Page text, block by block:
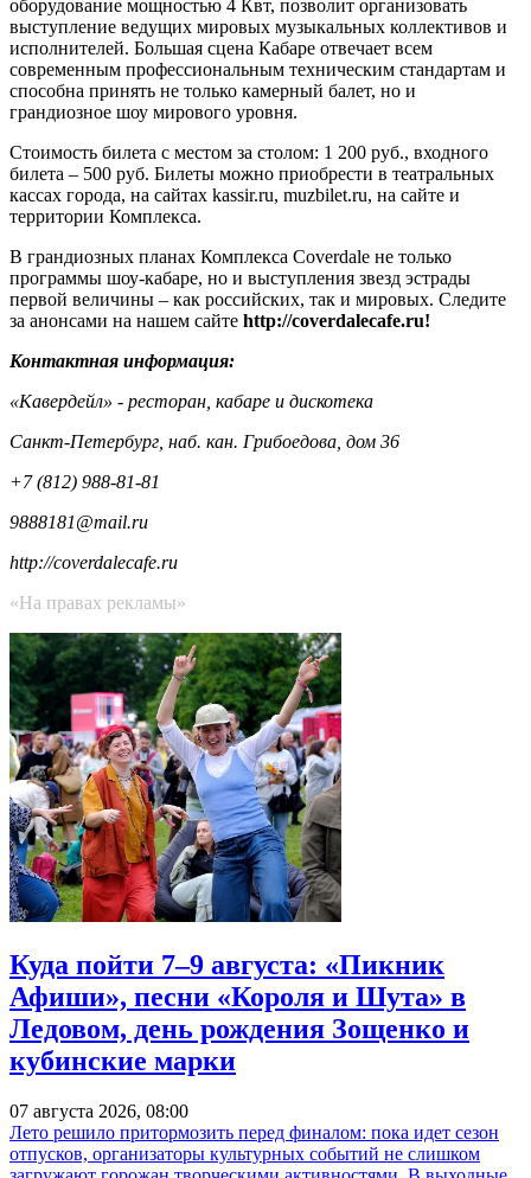
оборудование мощностью 4 Квт, позволит организовать
выступление ведущих мировых музыкальных коллективов и
исполнителей. Большая сцена Кабаре отвечает всем
современным профессиональным техническим стандартам и
способна принять не только камерный балет, но и
грандиозное шоу мирового уровня.
Стоимость билета с местом за столом: 1 200 руб., входного
билета – 500 руб. Билеты можно приобрести в театральных
кассах города, на сайтах kassir.ru, muzbilet.ru, на сайте и
территории Комплекса.
В грандиозных планах Комплекса Coverdale не только
программы шоу-кабаре, но и выступления звезд эстрады
первой величины – как российских, так и мировых. Cледите
за анонсами на нашем сайте http://coverdalecafe.ru!
Контактная информация:
«Кавердейл» - ресторан, кабаре и дискотека
Санкт-Петербург, наб. кан. Грибоедова, дом 36
+7 (812) 988-81-81
9888181@mail.ru
http://coverdalecafe.ru
«На правах рекламы»
Куда пойти 7–9 августа: «Пикник
Афиши», песни «Короля и Шута» в
Ледовом, день рождения Зощенко и
кубинские марки
07 августа 2026, 08:00
Лето решило притормозить перед финалом: пока идет сезон
отпусков, организаторы культурных событий не слишком